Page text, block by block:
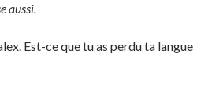
aussi.
Est-ce que tu as perdu ta langue